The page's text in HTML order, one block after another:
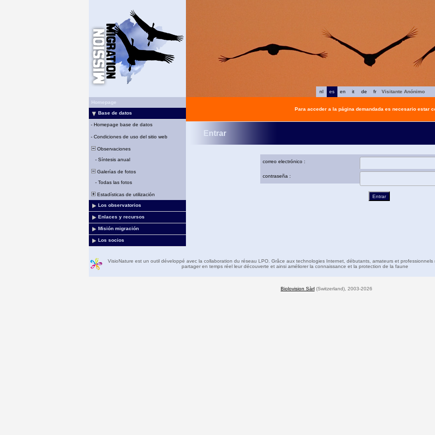
fr
de
it
en
es
nl
Visitante Anónimo
Homepage
Base de datos
- Homepage base de datos
- Condiciones de uso del sitio web
Observaciones
- Síntesis anual
Galerías de fotos
- Todas las fotos
Estadísticas de utilización
Los observatorios
Enlaces y recursos
Misión migración
Los socios
Para acceder a la página demandada es necesario estar
Entrar
correo electrónico :
contraseña :
VisioNature est un outil développé avec la collaboration du réseau LPO. Grâce aux technologies Internet, débutants, amateurs et professionnels
partager en temps réel leur découverte et ainsi améliorer la connaissance et la protection de la faune
Biolovision Sàrl (Switzerland), 2003-2026